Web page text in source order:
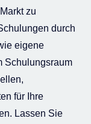
zu
durch
eigene
Schulungsraum
für Ihre
Lassen Sie